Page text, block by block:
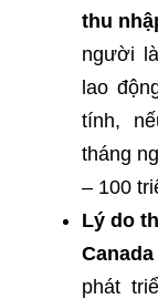
thu
người
lao
tính,
tháng
– 100
Lý do
phát